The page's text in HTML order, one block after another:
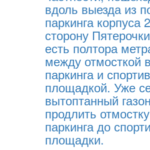
вдоль выезда из
паркинга корпуса
сторону
есть полтора
между отмосткой
паркинга и
площадкой. Уже
вытоптанный
продлить
паркинга до
площадки.